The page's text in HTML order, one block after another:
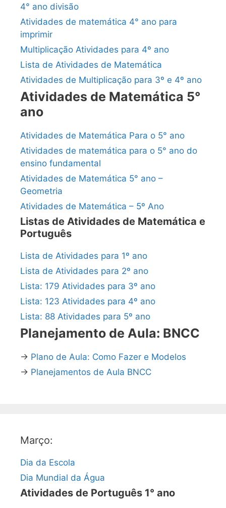
4° ano divisão
Atividades de matemática 4° ano para
imprimir
Multiplicação Atividades para 4º ano
Lista de Atividades de Matemática
Atividades de Multiplicação para 3º e 4º ano
Atividades de Matemática 5°
ano
Atividades de Matemática Para o 5° ano
Atividades de matemática para o 5° ano do
ensino fundamental
Atividades de Matemática 5° ano –
Geometria
Atividades de Matemática – 5º Ano
Listas de Atividades de Matemática e
Português
Lista de Atividades para 1º ano
Lista de Atividades para 2º ano
Lista: 179 Atividades para 3º ano
Lista: 123 Atividades para 4º ano
Lista: 88 Atividades para 5º ano
Planejamento de Aula: BNCC
→ Plano de Aula: Como Fazer e Modelos
→ Planejamentos de Aula BNCC
Março:
Dia da Escola
Dia Mundial da Água
Atividades de Português 1° ano